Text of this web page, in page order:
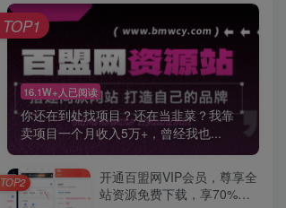
16.1W+人已阅读
你还在到处找项目？还在当韭菜？我靠
卖项目一个月收入5万+，曾经我也...
TOP1
开通百盟网VIP会员，尊享全
站资源免费下载，享70%的
TOP2